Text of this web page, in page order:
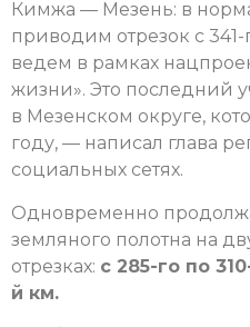
Кимжа — Мезень: в
приводим отрезок с
ведем в рамках
жизни». Это последний
в Мезенском округе,
году, — написал глава
социальных сетях.
Одновременно
земляного полотна на
отрезках: с 285-го по
й км.